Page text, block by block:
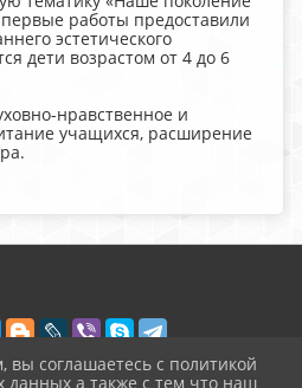
работы предоставили
эстетического
дети возрастом от 4 до 6
нравственное и
учащихся, расширение
вы соглашаетесь с политикой
данных а также с тем что наш